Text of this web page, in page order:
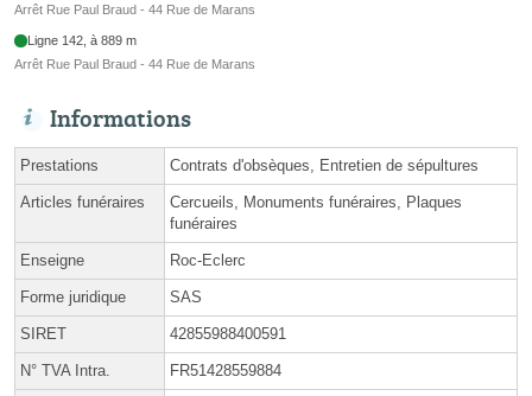
Arrêt Rue Paul Braud - 44 Rue de Marans
Ligne 142, à 889 m
Arrêt Rue Paul Braud - 44 Rue de Marans
Informations
Prestations Contrats d'obsèques, Entretien de sépultures
Articles funéraires
Cercueils, Monuments funéraires, Plaques
funéraires
Enseigne Roc-Eclerc
Forme juridique SAS
SIRET 42855988400591
N° TVA Intra. FR51428559884